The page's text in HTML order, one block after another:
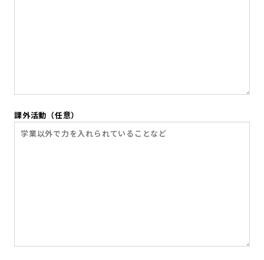
課外活動 （任意）